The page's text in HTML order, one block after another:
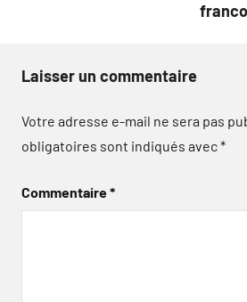
Laisser un commentaire
Votre adresse e-mail ne sera pas
obligatoires sont indiqués avec*
Commentaire*